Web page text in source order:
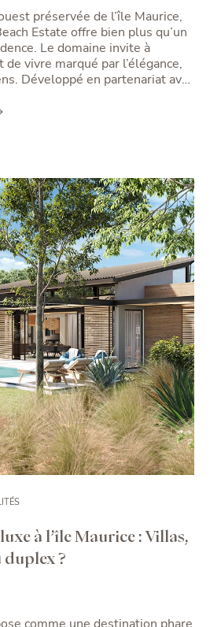
préservée de l’île Maurice,
Estate offre bien plus qu’un
Le domaine invite à
vivre marqué par l’élégance,
Développé en partenariat avec
immobilier exclusif redéfinit
à l’île Maurice.
à l’île Maurice : Villas,
duplex ?